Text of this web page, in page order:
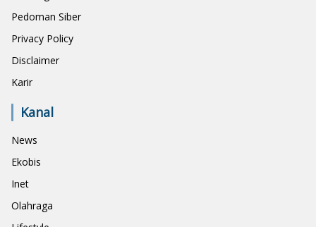
Pedoman Siber
Privacy Policy
Disclaimer
Karir
Kanal
News
Ekobis
Inet
Olahraga